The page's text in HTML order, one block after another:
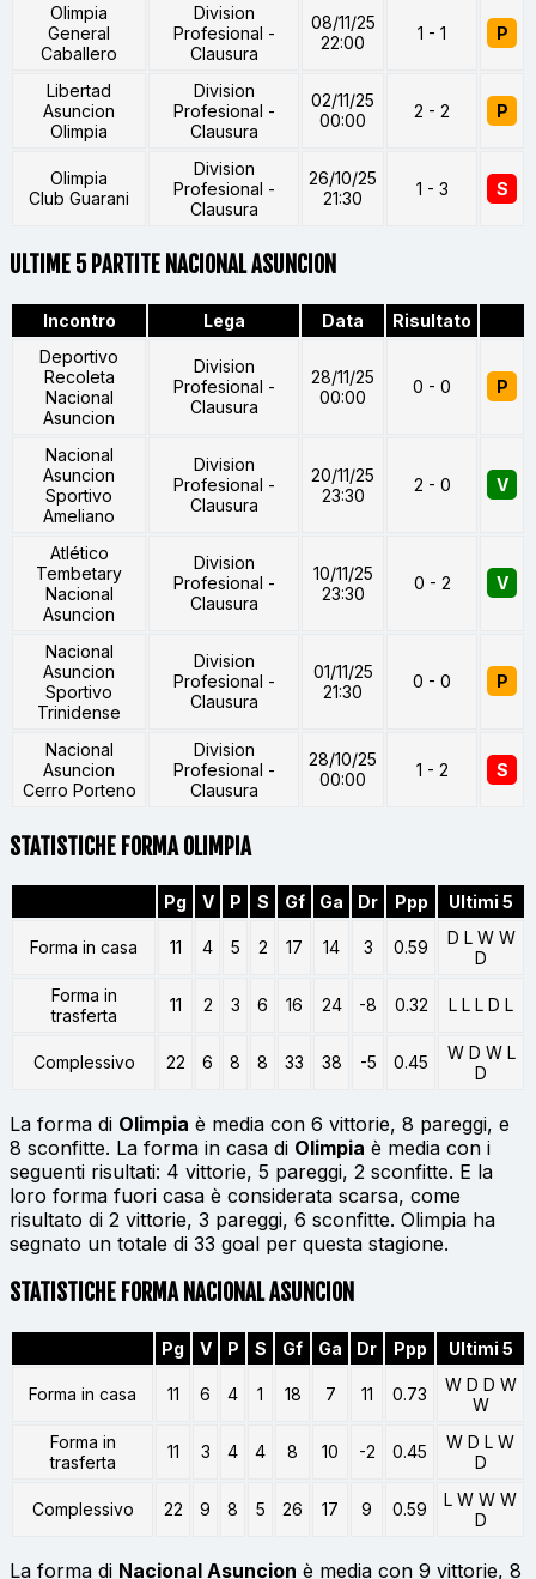
Olimpia
General
Caballero
Division
Profesional -
Clausura
08/11/25
22:00
1 - 1 P
Libertad
Asuncion
Olimpia
Division
Profesional -
Clausura
02/11/25
00:00
2 - 2 P
Olimpia
Club Guarani
Division
Profesional -
Clausura
26/10/25
21:30
1 - 3 S
ULTIME 5 PARTITE NACIONAL ASUNCION
Incontro Lega Data
Risultato
Deportivo
Recoleta
Nacional
Asuncion
Division
Profesional -
Clausura
28/11/25
00:00
0 - 0 P
Nacional
Asuncion
Sportivo
Ameliano
Division
Profesional -
Clausura
20/11/25
23:30
2 - 0 V
Atlético
Tembetary
Nacional
Asuncion
Division
Profesional -
Clausura
10/11/25
23:30
0 - 2 V
Nacional
Asuncion
Sportivo
Trinidense
Division
Profesional -
Clausura
01/11/25
21:30
0 - 0 P
Nacional
Asuncion
Cerro Porteno
Division
Profesional -
Clausura
28/10/25
00:00
1 - 2 S
STATISTICHE FORMA OLIMPIA
Pg V P S Gf Ga Dr Ppp Ultimi 5
Forma in casa 11 4 5 2 17 14 3 0.59
D L W W
D
Forma in
trasferta
11 2 3 6 16 24 -8 0.32 L L L D L
Complessivo 22 6 8 8 33 38 -5 0.45
W D W L
D
La forma di Olimpia è media con 6 vittorie, 8 pareggi, e
8 sconfitte. La forma in casa di Olimpia è media con i
seguenti risultati: 4 vittorie, 5 pareggi, 2 sconfitte. E la
loro forma fuori casa è considerata scarsa, come
risultato di 2 vittorie, 3 pareggi, 6 sconfitte. Olimpia ha
segnato un totale di 33 goal per questa stagione.
STATISTICHE FORMA NACIONAL ASUNCION
Pg V P S Gf Ga Dr Ppp Ultimi 5
Forma in casa 11 6 4 1 18 7 11 0.73
W D D W
W
Forma in
trasferta
11 3 4 4 8 10 -2 0.45
W D L W
D
Complessivo 22 9 8 5 26 17 9 0.59
L W W W
D
La forma di Nacional Asuncion è media con 9 vittorie, 8